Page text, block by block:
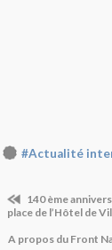
#Actualité
140 ème
place de l’Hôtel de
A propos du Front